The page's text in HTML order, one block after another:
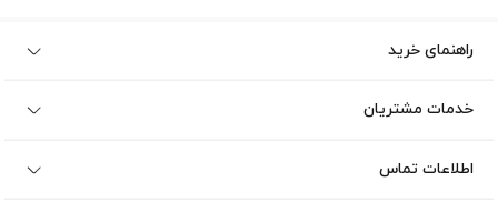
راهنمای خرید
خدمات مشتریان
اطلاعات تماس